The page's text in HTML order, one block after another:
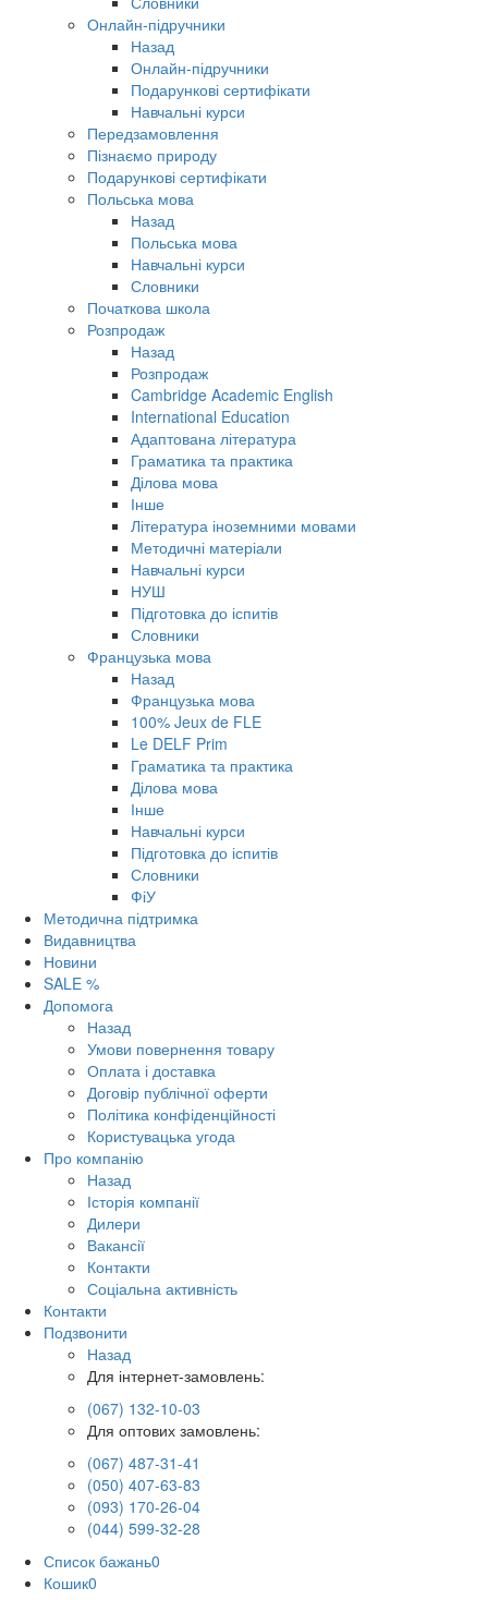
Онлайн-підручники
Назад
Онлайн-підручники
Подарункові сертифікати
Навчальні курси
Передзамовлення
Пізнаємо природу
Подарункові сертифікати
Польська мова
Назад
Польська мова
Навчальні курси
Словники
Початкова школа
Розпродаж
Назад
Розпродаж
Cambridge Academic English
International Education
Адаптована література
Граматика та практика
Ділова мова
Інше
Література іноземними мовами
Методичні матеріали
Навчальні курси
НУШ
Підготовка до іспитів
Словники
Французька мова
Назад
Французька мова
100% Jeux de FLE
Le DELF Prim
Граматика та практика
Ділова мова
Інше
Навчальні курси
Підготовка до іспитів
Словники
ФіУ
Методична підтримка
Видавництва
Новини
SALE %
Допомога
Назад
Умови повернення товару
Оплата і доставка
Договір публічної оферти
Політика конфіденційності
Користувацька угода
Про компанію
Назад
Історія компанії
Дилери
Вакансії
Контакти
Соціальна активність
Контакти
Подзвонити
Назад
Для інтернет-замовлень:
(067) 132-10-03
Для оптових замовлень:
(067) 487-31-41
(050) 407-63-83
(093) 170-26-04
(044) 599-32-28
Список бажань0
Кошик0